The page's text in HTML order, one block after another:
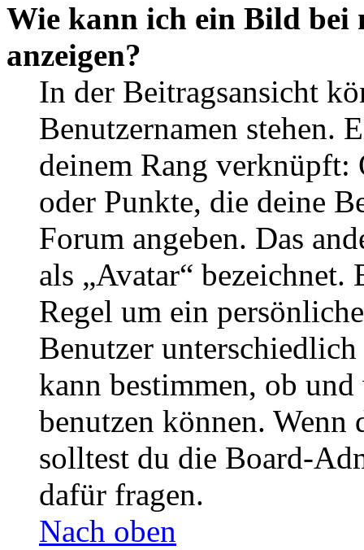
Wie kann ich ein Bild bei
anzeigen?
In der Beitragsansicht
Benutzernamen stehen.
deinem Rang verknüpft:
oder Punkte, die deine
Forum angeben. Das
als „Avatar“
Regel um ein
Benutzer
kann bestimmen, ob
benutzen können. Wenn
solltest du die Board-
dafür fragen.
Nach oben